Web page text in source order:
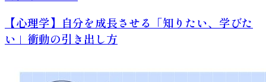
【心理学】自分を成長させる「知りたい、学びた
い」衝動の引き出し方